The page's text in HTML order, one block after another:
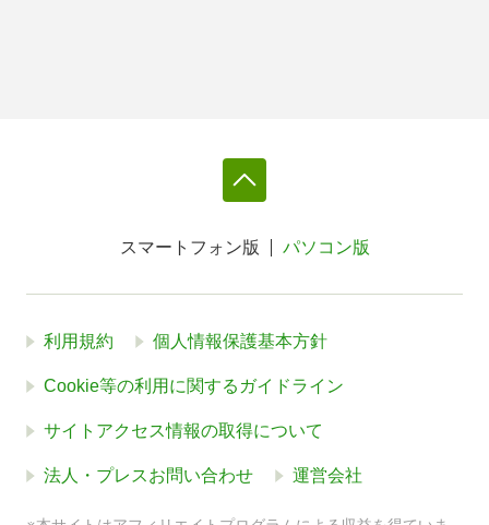
スマートフォン版 パソコン版
利用規約 個人情報保護基本方針
Cookie等の利用に関するガイドライン
サイトアクセス情報の取得について
法人・プレスお問い合わせ 運営会社